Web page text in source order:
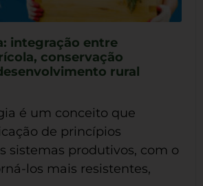
integração entre
conservação
rural
é um conceito que
de princípios
sistemas produtivos, com o
los mais resistentes,